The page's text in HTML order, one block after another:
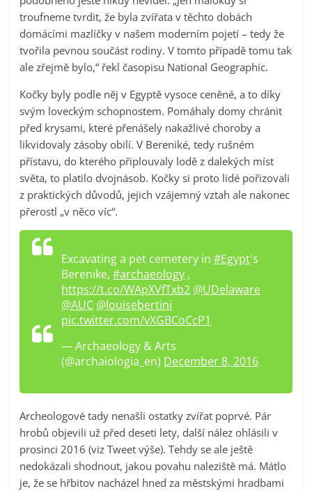
troufneme tvrdit, že byla zvířata v těchto dobách
domácími mazlíčky v našem moderním pojetí – tedy že
tvořila pevnou součást rodiny. V tomto případě tomu tak
ale zřejmě bylo,“ řekl časopisu National Geographic.
Kočky byly podle něj v Egyptě vysoce ceněné, a to díky
svým loveckým schopnostem. Pomáhaly domy chránit
před krysami, které přenášely nakažlivé choroby a
likvidovaly zásoby obilí. V Bereniké, tedy rušném
přístavu, do kterého připlouvaly lodě z dalekých míst
světa, to platilo dvojnásob. Kočky si proto lidé pořizovali
z praktických důvodů, jejich vzájemný vztah ale nakonec
přerostl „v něco víc“.
Excavating a pet cemetery in#Egypt's
Berenike,#archaeology ,
https://t.co/WApXVfTxb2 @UDelaware
@AUC @louisebertini
pic.twitter.com/vXGBCoCcP1
— Archaeology & Arts
(@archaiologia_en) December 8, 2016
Archeologové tady nenašli ostatky zvířat poprvé. Pár
hrobů objevili už před deseti lety, další nález ohlásili v
prosinci 2016 (viz Tweet výše). Tehdy se ale ještě
nedokázali shodnout, jakou povahu naleziště má. Mátlo
je, že se hřbitov nacházel hned za městskými hradbami